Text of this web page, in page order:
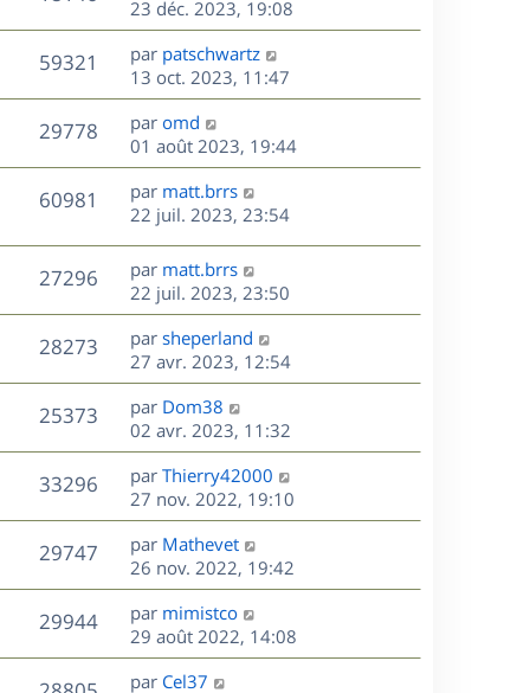
e
s
a
g
e
m
e
s
s
a
g
e
e
i
e
r
m
e
s
s
a
g
e
u
s
e
r
n
i
e
r
m
e
s
s
a
g
e
23 déc. 2023, 19:08
59321
u
e
D
e
r
n
i
e
r
m
e
s
s
a
g
e
par patschwartz
13 oct. 2023, 11:47
29778V
u
D
e
r
n
i
e
r
m
e
s
s
a
g
e
par omd
01 août 2023, 19:44
60981
u
e
D
e
n
i
e
r
m
e
s
s
a
g
e
par matt.brrs
22 juil. 2023, 23:54
27296V
u
e
s
D
e
r
n
i
e
r
m
e
s
s
a
g
e
par matt.brrs
22 juil. 2023, 23:50
28273V
u
e
D
e
r
n
i
e
r
m
e
s
s
a
g
e
par sheperland
27 avr. 2023, 12:54
25373V
u
e
s
D
e
r
n
i
e
r
m
e
s
s
a
par Dom38
02 avr. 2023, 11:32
33296V
u
D
e
r
n
i
e
r
m
e
s
par Thierry42000
27 nov. 2022, 19:10
29747V
u
D
e
r
n
i
e
r
par Mathevet
26 nov. 2022, 19:42
29944V
u
D
e
r
n
par mimistco
29 août 2022, 14:08
D
par Cel37